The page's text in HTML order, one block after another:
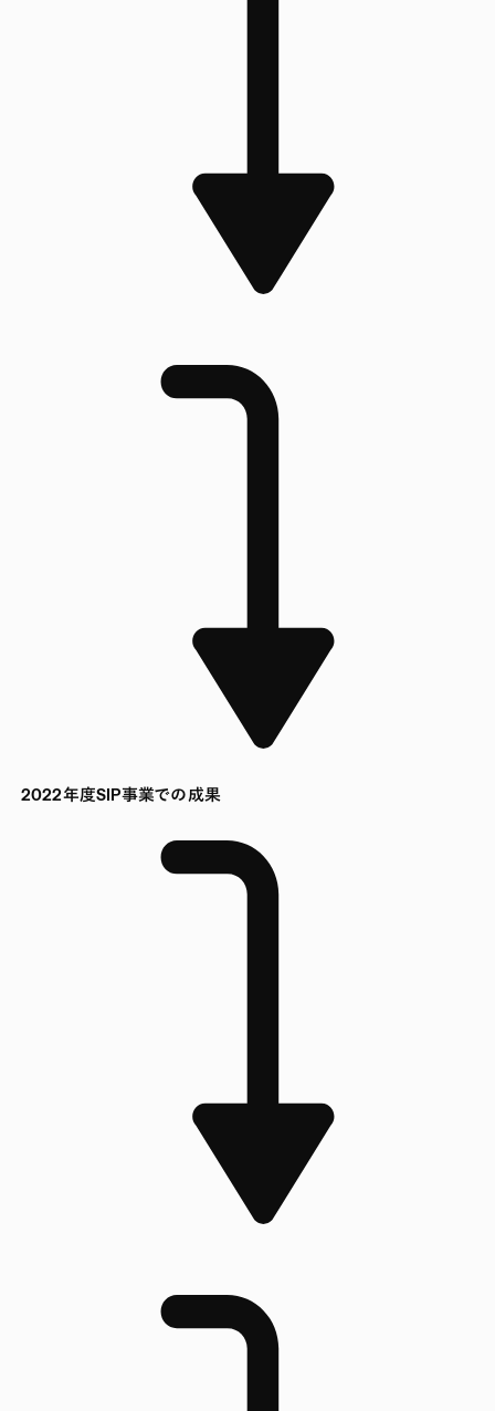
2022年度SIP事業での成果